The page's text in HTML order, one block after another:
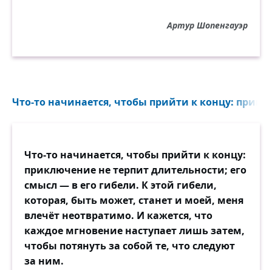
этого не видеть, как можно поверить,
будто жизнь существует для того, чтобы с
счастливым. Нет, это беспрестанное
очарование и разочарование, как и весь
только на то, чтобы пробудить в нас
убеждение, что нет ничего на свете
достойного наших стремлений, борьбы и
желаний, что все блага ничтожны, что
мир оказывается полным банкротом и
жизнь — такое предприятие, которое не
окупает своих издержек; и это должно
отвратить нашу волю от жизни.
Артур Шопенгауэр
Что-то начинается, чтобы прийти к концу:
Что-то начинается, чтобы прийти к концу:
приключение не терпит длительности; его
смысл — в его гибели. К этой гибели,
которая, быть может, станет и моей, меня
влечёт неотвратимо. И кажется, что
каждое мгновение наступает лишь затем,
чтобы потянуть за собой те, что следуют
за ним.